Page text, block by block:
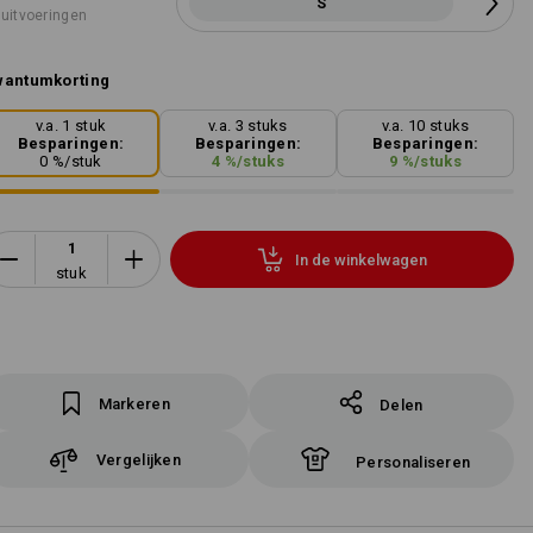
v.a. 1 stuk
Besparingen:
0 %/stuk
v.a. 3 stuks
Besparingen:
4 %/stuks
v.a. 10 stuks
Besparingen:
9 %/stuks
stuk
In de winkelwagen
Markeren Delen
Vergelijken Personaliseren